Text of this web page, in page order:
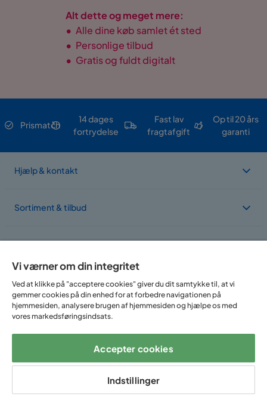
Alt dette og meget mere:
• Alle dine køb samlet ét sted
• Personlige tilbud
• Gratis og fuldt digitalt
Prismatch
14 dages
fortrydelse
Fast lav
fragtafgift
Op til 20 års
garanti
Hjælp & kontakt
Sortiment & tilbud
Om Trademax
Vi findes i flere forskellige lande
Vi værner om din integritet
Ved at klikke på "acceptere cookies" giver du dit samtykke til, at vi
gemmer cookies på din enhed for at forbedre navigationen på
hjemmesiden, analysere brugen af hjemmesiden og hjælpe os med
vores markedsføringsindsats.
Accepter cookies
Indstillinger